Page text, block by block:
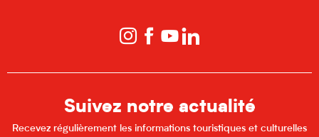
Suivez notre actualité
Recevez régulièrement les informations touristiques et culturelles